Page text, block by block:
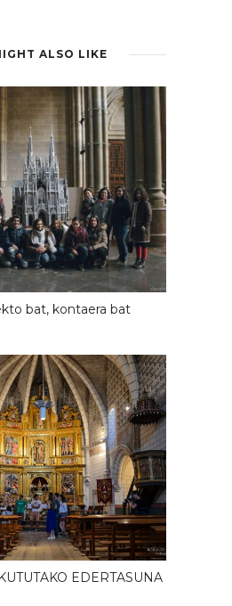
ALSO LIKE
bat, kontaera bat
EDERTASUNA